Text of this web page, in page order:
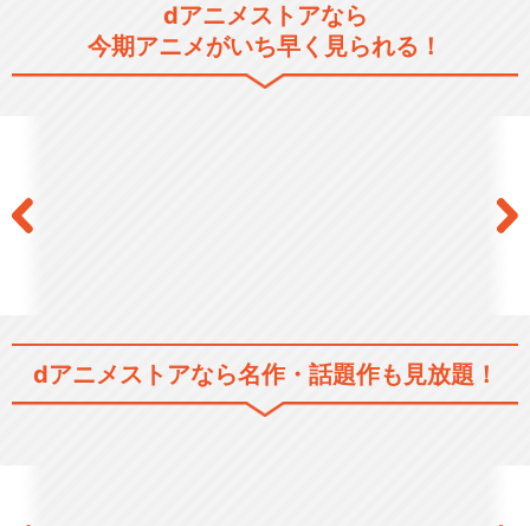
イナズマイレブン フットボー
ルフロンティア編
dアニメストアなら
今期アニメがいち早く見られる！
dアニメストアなら名作・話題作も見放題！